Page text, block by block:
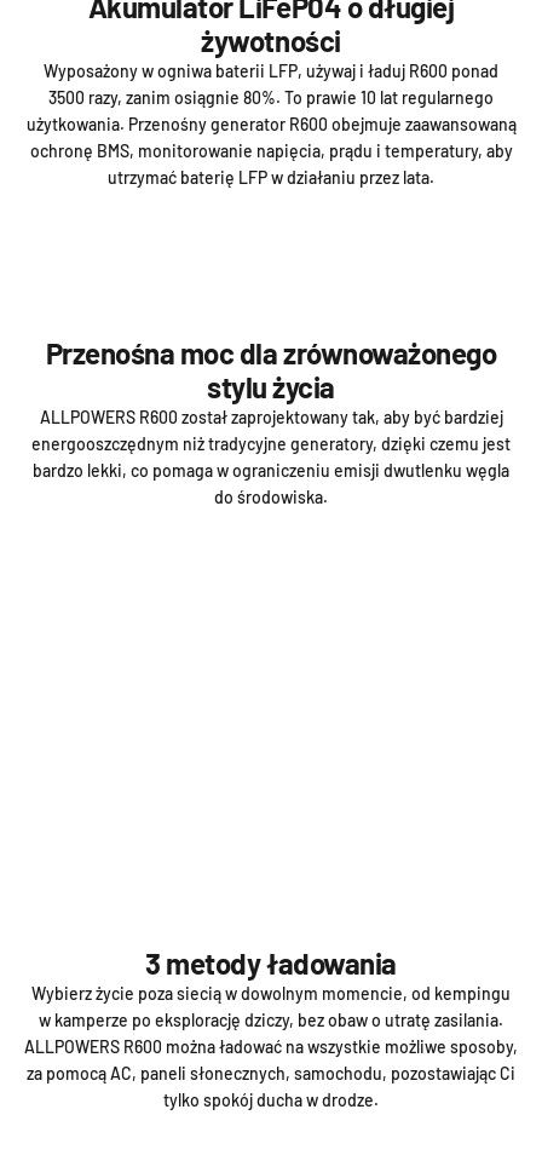
żywotności
Wyposażony w ogniwa baterii LFP, używaj i ładuj R600 ponad
3500 razy, zanim osiągnie 80%. To prawie 10 lat regularnego
użytkowania. Przenośny generator R600 obejmuje zaawansowaną
ochronę BMS, monitorowanie napięcia, prądu i temperatury, aby
utrzymać baterię LFP w działaniu przez lata.
Przenośna moc dla zrównoważonego
stylu życia
ALLPOWERS R600 został zaprojektowany tak, aby być bardziej
energooszczędnym niż tradycyjne generatory, dzięki czemu jest
bardzo lekki, co pomaga w ograniczeniu emisji dwutlenku węgla
do środowiska.
3 metody ładowania
Wybierz życie poza siecią w dowolnym momencie, od kempingu
w kamperze po eksplorację dziczy, bez obaw o utratę zasilania.
ALLPOWERS R600 można ładować na wszystkie możliwe sposoby,
za pomocą AC, paneli słonecznych, samochodu, pozostawiając Ci
tylko spokój ducha w drodze.